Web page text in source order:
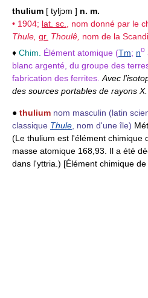
thulium [ tyljɔm ] n. m.
• 1904; lat. sc. , nom donné par le
Thule, gr. Thoulê, nom de la
♦ Chim. Élément atomique (Tm; no
blanc argenté, du groupe des
fabrication des ferrites. Avec
des sources portables de rayons X.
● thulium nom masculin (latin
classique Thule , nom d'une île)
(Le thulium est l'élément chimique
masse atomique 168,93. Il a été
dans l'yttria.) [Élément chimique